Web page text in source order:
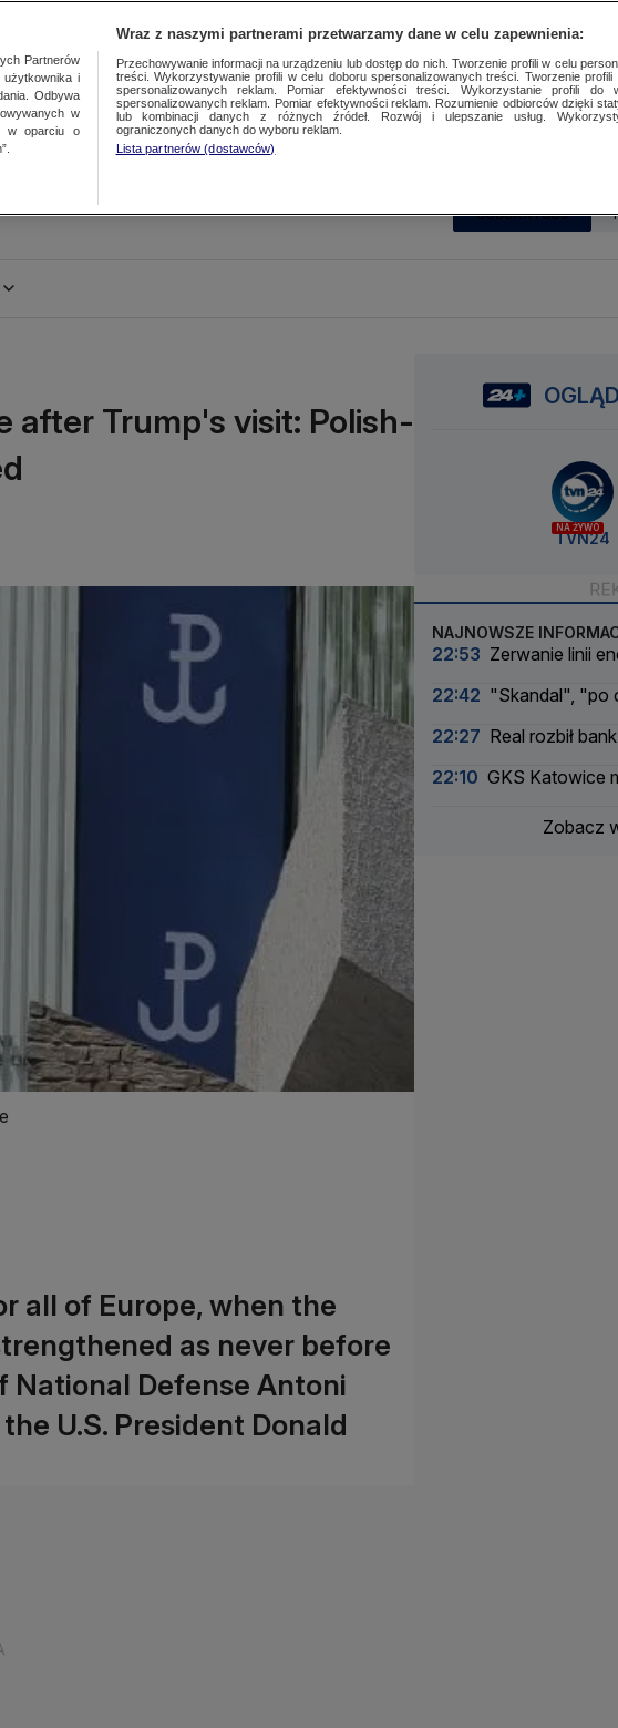
SUBSKRYBUJ
after Trump's visit: Polish-
all of Europe, when the
as never before
National Defense Antoni
U.S. President Donald
NA ŻYWO
TVN24
NAJNOWSZE
22:53 Zerwanie linii
Wojskowa
22:42 "Skandal", "po
22:27 Real rozbił
22:10 GKS Katowice
Zobacz
Partnerów
użytkownika i
Odbywa
w
w oparciu o
Wraz z naszymi partnerami przetwarzamy dane w celu zapewnienia:
Przechowywanie informacji na urządzeniu lub dostęp do nich. Tworzenie profili w celu
treści. Wykorzystywanie profili w celu doboru spersonalizowanych treści. Tworzenie profili
spersonalizowanych reklam. Pomiar efektywności treści. Wykorzystanie profili do
spersonalizowanych reklam. Pomiar efektywności reklam. Rozumienie odbiorców dzięki
lub kombinacji danych z różnych źródeł. Rozwój i ulepszanie usług.
ograniczonych danych do wyboru reklam.
Lista partnerów (dostawców)